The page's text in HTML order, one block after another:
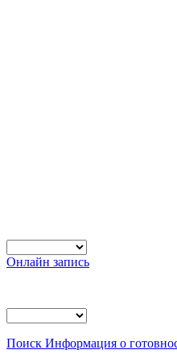
Онлайн запись
Поиск Информация о